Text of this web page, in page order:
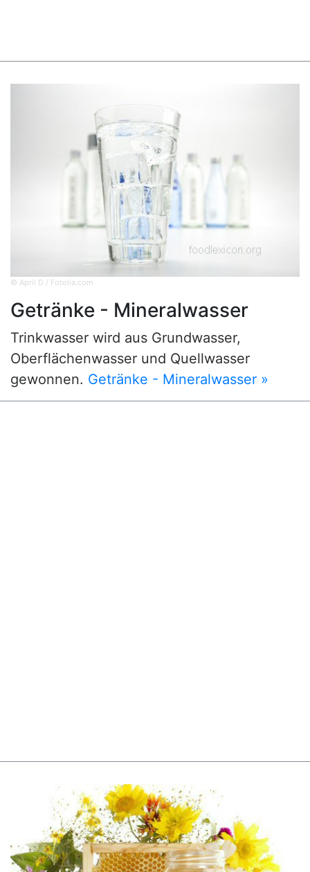
© April D / Fotolia.com
Getränke - Mineralwasser
Trinkwasser wird aus Grundwasser,
Oberflächenwasser und Quellwasser
gewonnen. Getränke - Mineralwasser »